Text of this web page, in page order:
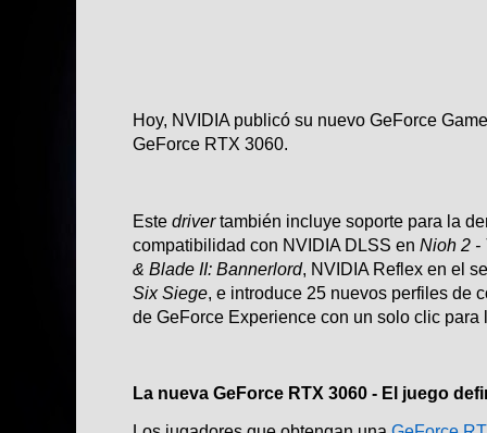
Hoy, NVIDIA publicó su nuevo GeForce
GeForce RTX 3060.
Este driver también incluye soporte para la
compatibilidad con NVIDIA DLSS en Nioh 2 -
& Blade II: Bannerlord, NVIDIA Reflex en el
Six Siege, e introduce 25 nuevos perfiles de
de GeForce Experience con un solo clic para
La nueva GeForce RTX 3060 - El juego